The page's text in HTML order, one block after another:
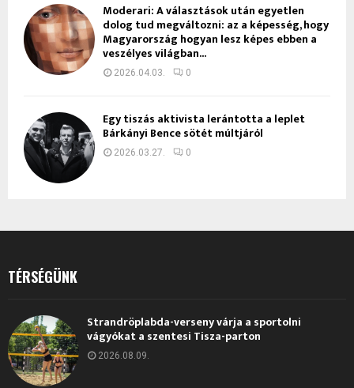
Moderari: A választások után egyetlen
dolog tud megváltozni: az a képesség, hogy
Magyarország hogyan lesz képes ebben a
veszélyes világban...
2026.04.03. 0
Egy tiszás aktivista lerántotta a leplet
Bárkányi Bence sötét múltjáról
2026.03.27. 0
TÉRSÉGÜNK
Strandröplabda-verseny várja a sportolni
vágyókat a szentesi Tisza-parton
2026.08.09.